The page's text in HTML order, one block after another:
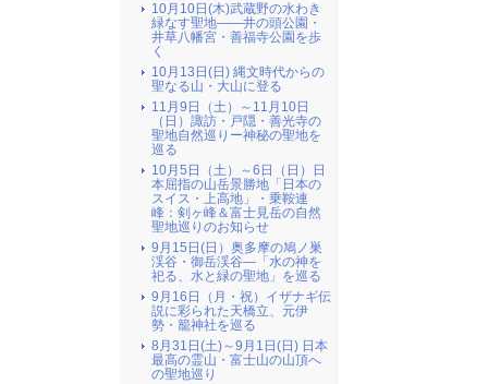
10月10日(木)武蔵野の水わき
緑なす聖地――井の頭公園・
井草八幡宮・善福寺公園を歩
く
10月13日(日) 縄文時代からの
聖なる山・大山に登る
11月9日（土）～11月10日
（日）諏訪・戸隠・善光寺の
聖地自然巡りー神秘の聖地を
巡る
10月5日（土）～6日（日）日
本屈指の山岳景勝地「日本の
スイス・上高地」・乗鞍連
峰：剣ヶ峰＆富士見岳の自然
聖地巡りのお知らせ
9月15日(日）奥多摩の鳩ノ巣
渓谷・御岳渓谷―「水の神を
祀る、水と緑の聖地」を巡る
9月16日（月・祝）イザナギ伝
説に彩られた天橋立、元伊
勢・籠神社を巡る
8月31日(土)～9月1日(日) 日本
最高の霊山・富士山の山頂へ
の聖地巡り